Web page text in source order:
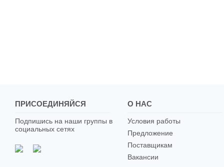
ПРИСОЕДИНЯЙСЯ
Подпишись на наши группы в
социальных сетях
О НАС
Условия работы
Предложение
Поставщикам
Вакансии